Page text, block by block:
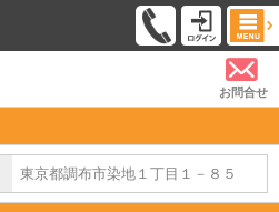
お問合せ
東京都調布市染地１丁目１－８５